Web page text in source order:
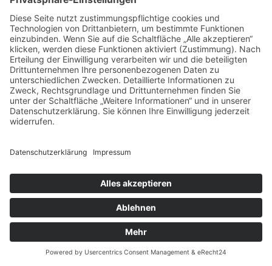
Einfluss haben.
Die Nutzung von YouTube erfolgt im Interesse einer ansprechenden
Darstellung unserer Online-Angebote. Dies stellt ein berechtigtes
Interesse im Sinne von Art. 6 Abs. 1 lit. f DSGVO dar.
Weitere Informationen über Datenschutz bei YouTube finden Sie in
deren Datenschutzerklärung unter:
https://policies.google.com/privacy?hl=de.
Diese Seite nutzt zur einheitlichen Darstellung von Schriftarten so
genannte Web Fonts, die von Google bereitgestellt werden. Beim Aufruf
einer Seite lädt Ihr Browser die benötigten Web Fonts in ihren
Browsercache, um Texte und Schriftarten korrekt anzuzeigen.
Zu diesem Zweck muss der von Ihnen verwendete Browser Verbindung
zu den Servern von Google aufnehmen. Hierdurch erlangt Google
Kenntnis darüber, dass über Ihre IP-Adresse unsere Website aufgerufen